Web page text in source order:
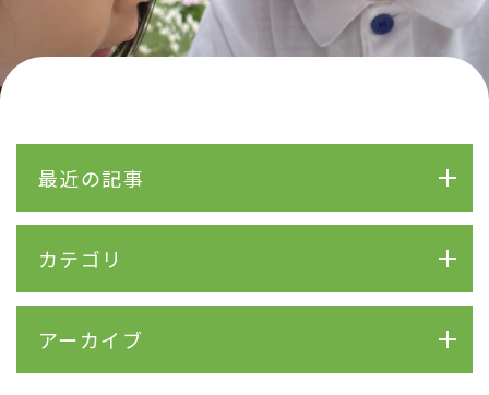
最近の記事
カテゴリ
アーカイブ